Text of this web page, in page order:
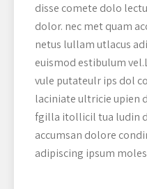
disse comete dolo
dolor. nec met quam
netus lullam utlacus
euismod estibulum
vule putateulr ips dol
laciniate ultricie upien
fgilla itollicil tua ludin
accumsan dolore
adipiscing ipsum